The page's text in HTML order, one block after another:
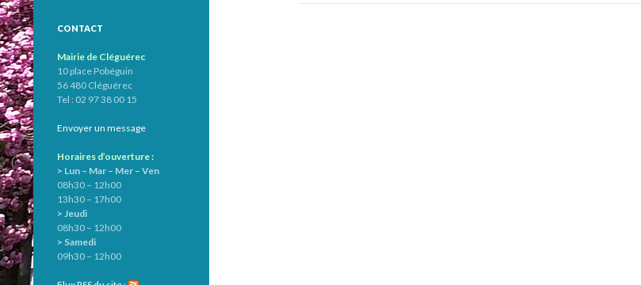
CONTACT
Mairie de Cléguérec
10 place Pobéguin
56 480 Cléguérec
Tel : 02 97 38 00 15
Envoyer un message
Horaires d’ouverture :
> Lun – Mar – Mer – Ven
08h30 – 12h00
13h30 – 17h00
> Jeudi
08h30 – 12h00
> Samedi
09h30 – 12h00